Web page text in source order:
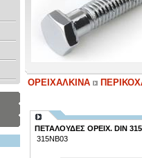
ΟΡΕΙΧΑΛΚΙΝΑ
ΠΕΤΑΛΟΥΔΕΣ ΟΡΕΙΧ. DIN
315ΝΒ03